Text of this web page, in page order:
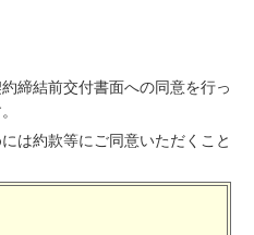
締結前交付書面への同意を行っ
は約款等にご同意いただくこと